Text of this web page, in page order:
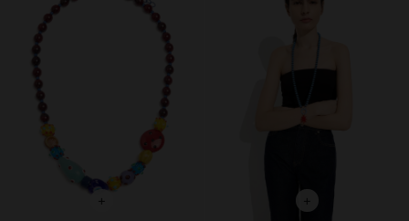
+ +